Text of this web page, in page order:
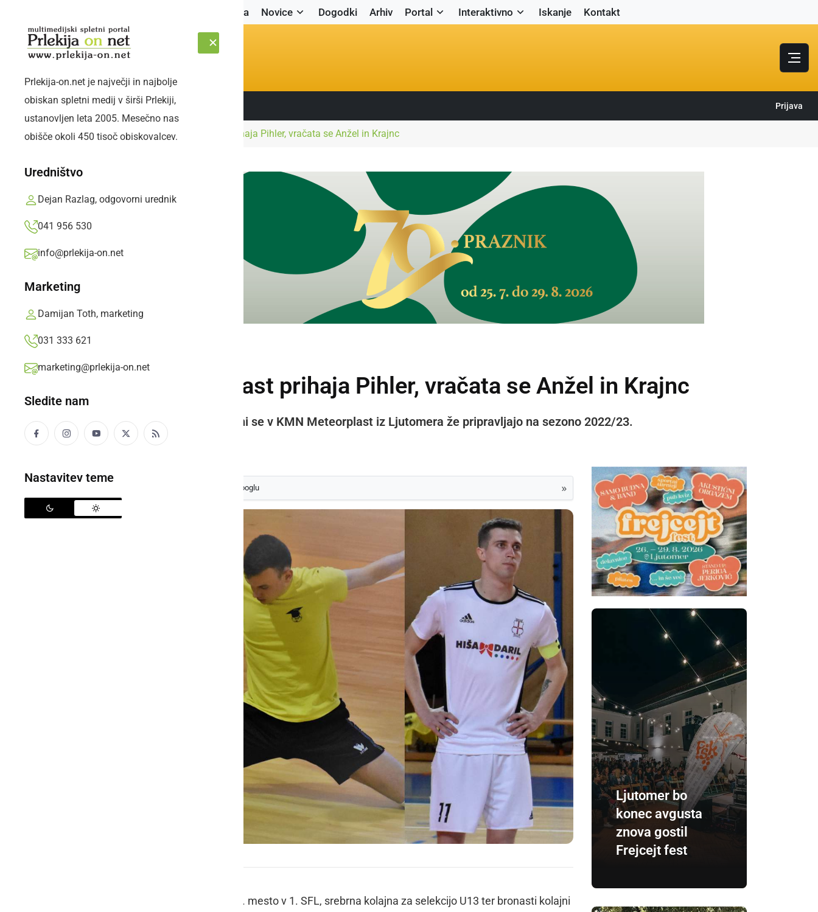
Naslovnica Novice Dogodki Arhiv Portal Interaktivno Iskanje Kontakt
PETEK, 7. AVGUST 2026 Sledite nam: Prijava
Prlekija-on.net je največji in najbolje
obiskan spletni medij v širši Prlekiji,
ustanovljen leta 2005. Mesečno nas
obišče okoli 450 tisoč obiskovalcev.
Uredništvo
Dejan Razlag, odgovorni urednik
041 956 530
info@prlekija-on.net
Marketing
Damijan Toth, marketing
031 333 621
marketing@prlekija-on.net
Sledite nam
Nastavitev teme
Naslovnica ŠportV KMN Meteorplast prihaja Pihler, vračata se Anžel in Krajnc
V KMN Meteorplast prihaja Pihler, vračata se Anžel in Krajnc
Po izredno uspešni minuli sezoni se v KMN Meteorplast iz Ljutomera že pripravljajo na sezono 2022/23.
Prlekija-on.net,nedelja, 17. julij 2022 ob 19:50
kot svoj prednostni vir na Googlu »
Po izredno uspešni minuli sezoni - 5. mesto v 1. SFL, srebrna kolajna za selekcijo U13 ter bronasti kolajni
Ljutomer bo
konec avgusta
znova gostil
Frejcejt fest